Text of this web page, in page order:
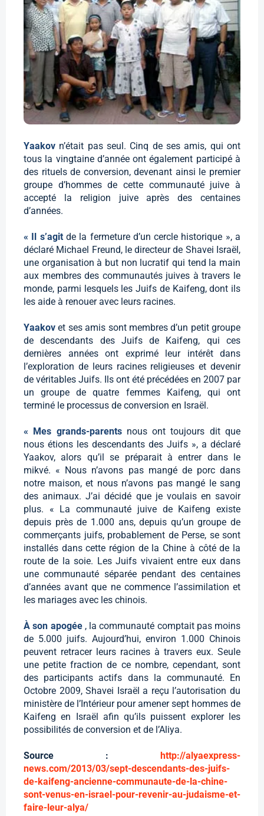
Yaakov n’était pas seul. Cinq de ses amis, qui ont
tous la vingtaine d’année ont également participé à
des rituels de conversion, devenant ainsi le premier
groupe d’hommes de cette communauté juive à
accepté la religion juive après des centaines
d’années.
« Il s’agit de la fermeture d’un cercle historique », a
déclaré Michael Freund, le directeur de Shavei Israël,
une organisation à but non lucratif qui tend la main
aux membres des communautés juives à travers le
monde, parmi lesquels les Juifs de Kaifeng, dont ils
les aide à renouer avec leurs racines.
Yaakovet ses amis sont membres d’un petit groupe
de descendants des Juifs de Kaifeng, qui ces
dernières années ont exprimé leur intérêt dans
l’exploration de leurs racines religieuses et devenir
de véritables Juifs. Ils ont été précédées en 2007 par
un groupe de quatre femmes Kaifeng, qui ont
terminé le processus de conversion en Israël.
« Mes grands-parents nous ont toujours dit que
nous étions les descendants des Juifs », a déclaré
Yaakov, alors qu’il se préparait à entrer dans le
mikvé. « Nous n’avons pas mangé de porc dans
notre maison, et nous n’avons pas mangé le sang
des animaux. J’ai décidé que je voulais en savoir
plus. « La communauté juive de Kaifeng existe
depuis près de 1.000 ans, depuis qu’un groupe de
commerçants juifs, probablement de Perse, se sont
installés dans cette région de la Chine à côté de la
route de la soie. Les Juifs vivaient entre eux dans
une communauté séparée pendant des centaines
d’années avant que ne commence l’assimilation et
les mariages avec les chinois.
À son apogée , la communauté comptait pas moins
de 5.000 juifs. Aujourd’hui, environ 1.000 Chinois
peuvent retracer leurs racines à travers eux. Seule
une petite fraction de ce nombre, cependant, sont
des participants actifs dans la communauté. En
Octobre 2009, Shavei Israël a reçu l’autorisation du
ministère de l’Intérieur pour amener sept hommes de
Kaifeng en Israël afin qu’ils puissent explorer les
possibilités de conversion et de l’Aliya.
Source : http://alyaexpress-
news.com/2013/03/sept-descendants-des-juifs-
de-kaifeng-ancienne-communaute-de-la-chine-
sont-venus-en-israel-pour-revenir-au-judaisme-et-
faire-leur-alya/